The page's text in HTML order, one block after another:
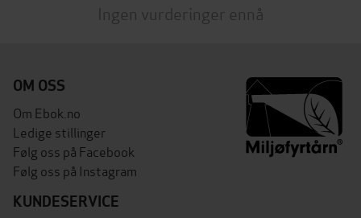
Ingen vurderinger ennå
OM OSS
Om Ebok.no
Ledige stillinger
Følg oss på Facebook
Følg oss på Instagram
KUNDESERVICE